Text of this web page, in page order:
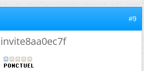
#9
invite8aa0ec7f